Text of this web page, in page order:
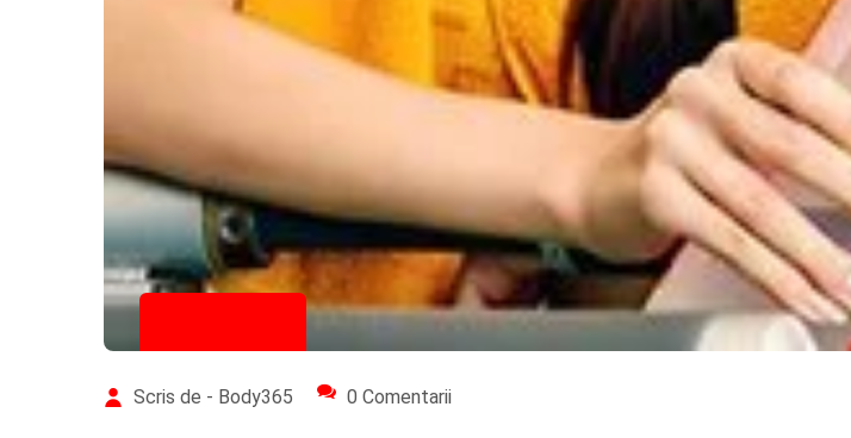
Scris de - Body365 0 Comentarii